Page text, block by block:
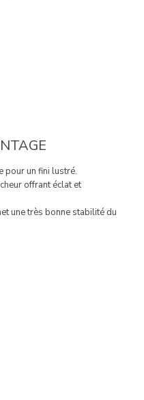
pour un fini lustré.
offrant éclat et
une très bonne stabilité du